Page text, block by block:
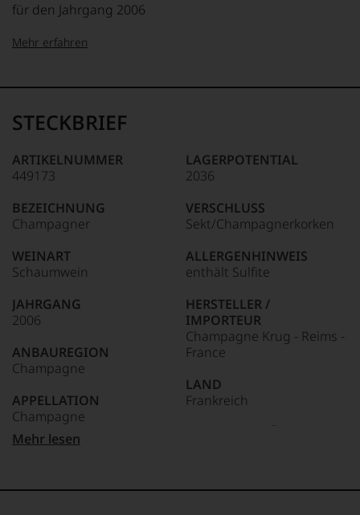
für den Jahrgang 2006
95–98 Punkte:
90–94 Punkte:
Unter 85 Punkte:
Name
Tesdorpf
für
»Fine
für
die
edlen
Weine
der
Welt,
kaum
ein
Das
dokumentieren
auch
und
gerade
mit
Medaillen
Mehr erfahren
STECKBRIEF
ARTIKELNUMMER
449173
BEZEICHNUNG
Champagner
WEINART
Schaumwein
JAHRGANG
2006
ANBAUREGION
Champagne
APPELLATION
Champagne
REBSORTEN
TRINKTEMPERATUR
LAGERPOTENTIAL
2036
VERSCHLUSS
Sekt/Champagnerkorken
ALLERGENHINWEIS
enthält Sulfite
HERSTELLER /
IMPORTEUR
Champagne Krug - Reims -
France
LAND
Frankreich
brut
Mehr lesen